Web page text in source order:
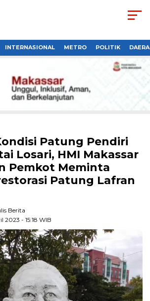
INTERNASIONAL METRO POLITIK
Patung Pendiri
Losari, HMI Makassar
Pemkot Meminta
Patung Lafran
Berita
2023 - 15:18 WIB